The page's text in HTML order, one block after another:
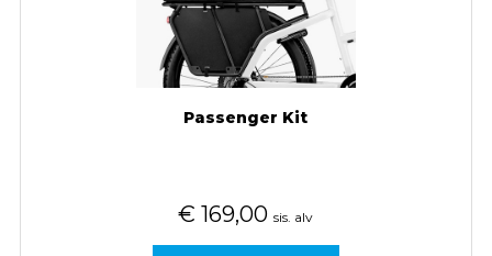
Passenger Kit
€ 169,00 sis. alv